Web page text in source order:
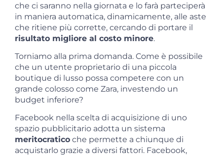
che ci saranno nella giornata e lo farà parteciperà
in maniera automatica, dinamicamente, alle aste
che ritiene più corrette, cercando di portare il
risultato migliore al costo minore.
Torniamo alla prima domanda. Come è possibile
che un utente proprietario di una piccola
boutique di lusso possa competere con un
grande colosso come Zara, investendo un
budget inferiore?
Facebook nella scelta di acquisizione di uno
spazio pubblicitario adotta un sistema
meritocratico che permette a chiunque di
acquistarlo grazie a diversi fattori. Facebook,